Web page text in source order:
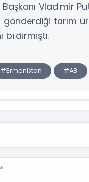
Vladimir
gönderdiği tarım
bildirmişti.
#Ermenistan #AB